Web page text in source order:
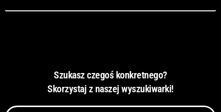
Szukasz czegoś konkretnego?
Skorzystaj z naszej wyszukiwarki!